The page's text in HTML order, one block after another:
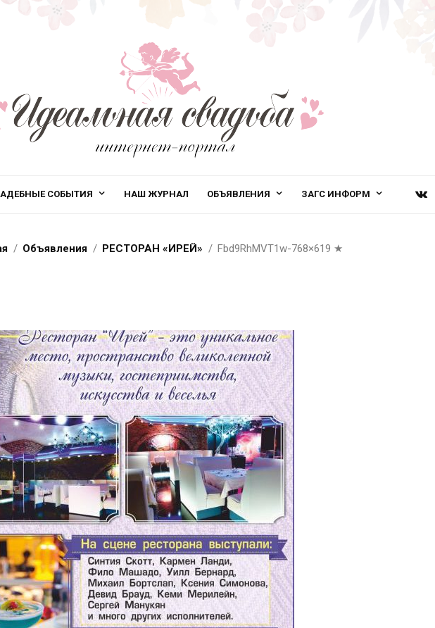
СОБЫТИЯ НАШ ЖУРНАЛ ОБЪЯВЛЕНИЯ ЗАГС ИНФОРМ
Объявления РЕСТОРАН «ИРЕЙ» Fbd9RhMVT1w-768×619 ★